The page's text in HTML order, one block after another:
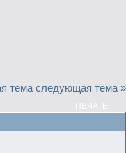
тема следующая тема »
ПЕЧАТЬ